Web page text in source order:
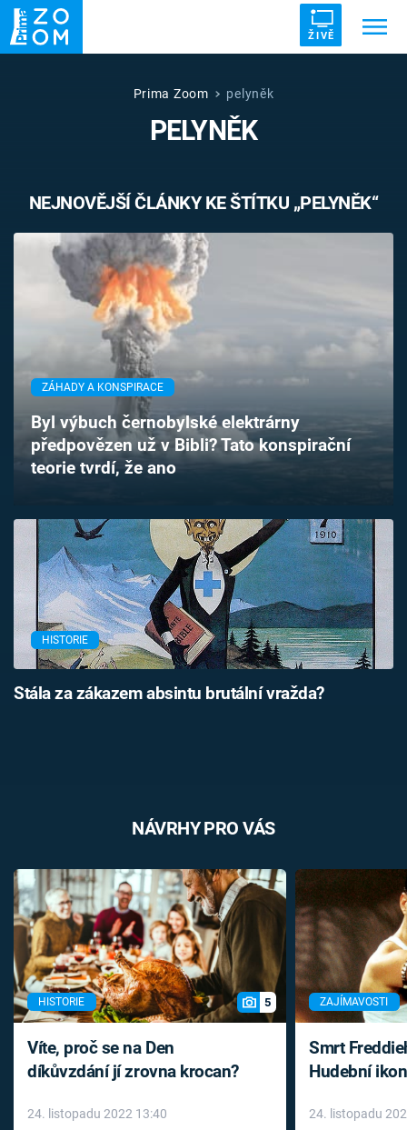
ŽIVĚ
UFO DRUHÁ SVĚTOVÁ VÁLKA
VETŘELCI DÁVNOVĚKU
Témata
Témata
TV Program
Časopis
Sledujte prima+
Přihlášení
Sledujte nás
Prima Zoom pelyněk
PELYNĚK
NEJNOVĚJŠÍ ČLÁNKY KE ŠTÍTKU „PELYNĚK“
ZÁHADY A KONSPIRACE
Byl výbuch černobylské elektrárny
předpovězen už v Bibli? Tato konspirační
teorie tvrdí, že ano
HISTORIE
Stála za zákazem absintu brutální vražda?
NÁVRHY PRO VÁS
HISTORIE 5
Víte, proč se na Den
díkůvzdání jí zrovna krocan?
24. listopadu 2022 13:40
ZAJÍMAVOSTI
Smrt
Hudební
léky
24. listopadu